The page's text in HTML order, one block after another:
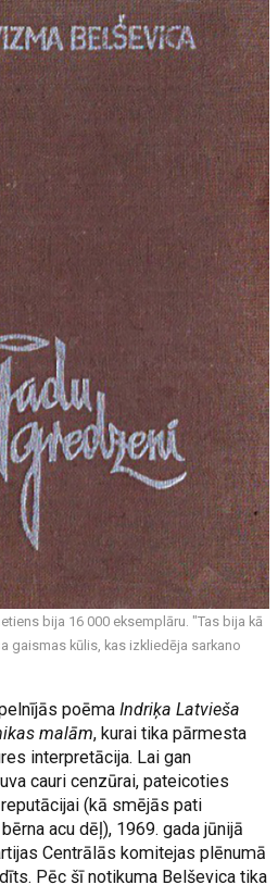
bija 16 000 eksemplāru. "Tas bija kā
gaismas kūlis, kas izkliedēja sarkano
poēmaIndriķa Latvieša
malām, kurai tika pārmesta
interpretācija. Lai gan
cauri cenzūrai, pateicoties
(kā smējās pati
acu dēļ), 1969. gada jūnijā
Centrālās komitejas plēnumā
Pēc šī notikuma Belševica tika